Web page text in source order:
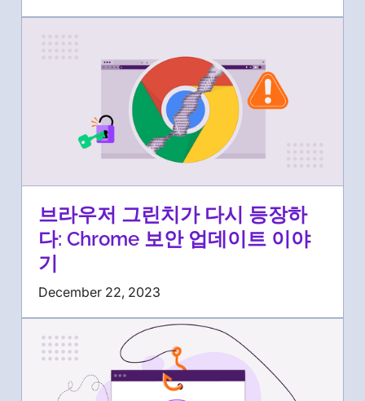
브라우저 그린치가 다시 등장하
다: Chrome 보안 업데이트 이야
기
December 22, 2023